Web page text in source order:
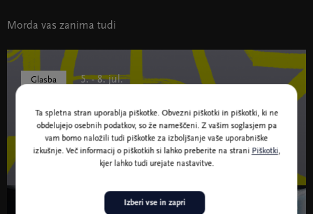
Morda vas zanima tudi
64. Jazz festival Ljubljana " width="580" height="395">
Glasba 5. - 8. jul.
64. Jazz festival Ljubljana
URADNA STRAN FESTIVALA
Ta spletna stran uporablja piškotke. Obvezni piškotki in piškotki, ki ne
obdelujejo osebnih podatkov, so že nameščeni. Z vašim soglasjem pa
vam bomo naložili tudi piškotke za izboljšanje vaše uporabniške
izkušnje. Več informacij o piškotkih si lahko preberite na strani Piškotki,
kjer lahko tudi urejate nastavitve.
Izberi vse in zapri